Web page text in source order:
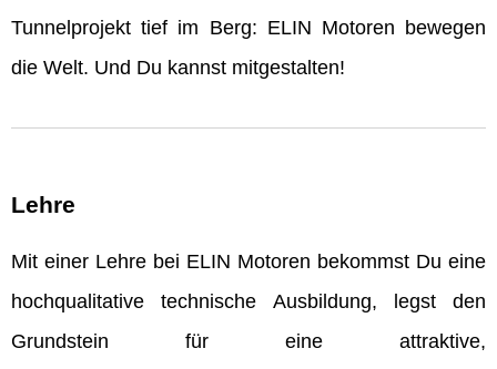
Tunnelprojekt tief im Berg: ELIN Motoren bewegen
die Welt. Und Du kannst mitgestalten!
Lehre
Mit einer Lehre bei ELIN Motoren bekommst Du eine
hochqualitative technische Ausbildung, legst den
Grundstein für eine attraktive,